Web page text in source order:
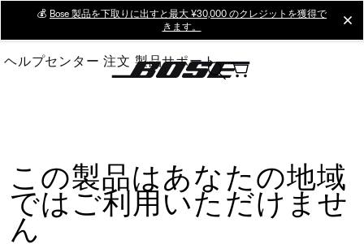
Main
💰 Bose 製品を下取りに出すと最大 ¥30,000 のクレジットを獲得で
きます。
ヘルプセンター 注文 製品サポート
この製品はあなたの地域
ではご利用いただけませ
ん